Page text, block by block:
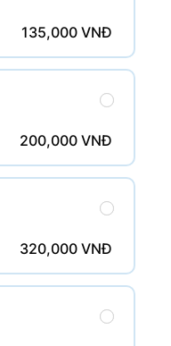
135,000 VNĐ
200,000 VNĐ
320,000 VNĐ